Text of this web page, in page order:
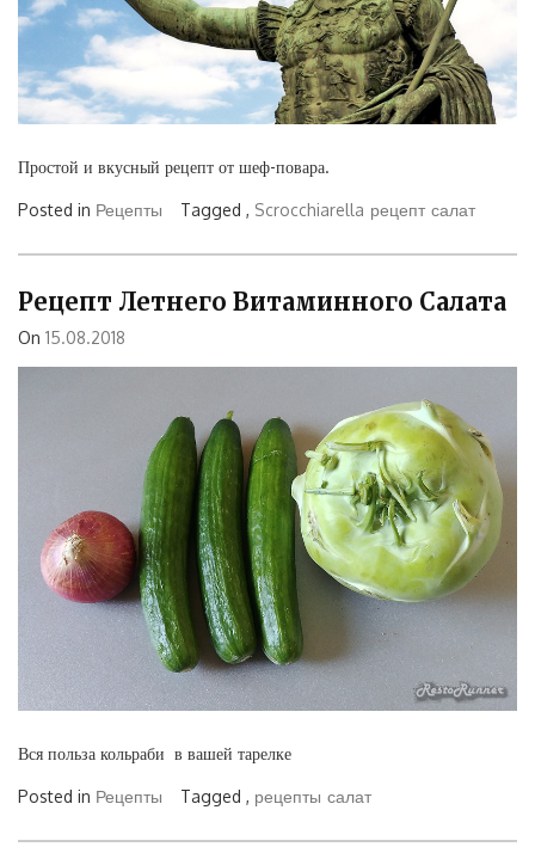
Простой и вкусный рецепт от шеф-повара.
Posted in Рецепты Tagged , Scrocchiarella рецепт салат
Рецепт Летнего Витаминного Салата
On 15.08.2018
Вся польза кольраби в вашей тарелке
Posted in Рецепты Tagged , рецепты салат